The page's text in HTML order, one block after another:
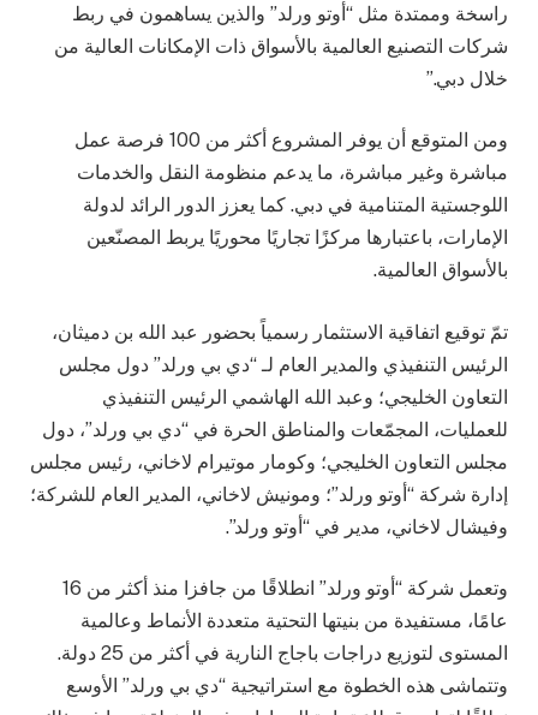
راسخة وممتدة مثل “أوتو ورلد” والذين يساهمون في ربط
شركات التصنيع العالمية بالأسواق ذات الإمكانات العالية من
خلال دبي.”
ومن المتوقع أن يوفر المشروع أكثر من 100 فرصة عمل
مباشرة وغير مباشرة، ما يدعم منظومة النقل والخدمات
اللوجستية المتنامية في دبي. كما يعزز الدور الرائد لدولة
الإمارات، باعتبارها مركزًا تجاريًا محوريًا يربط المصنّعين
بالأسواق العالمية.
تمّ توقيع اتفاقية الاستثمار رسمياً بحضور عبد الله بن دميثان،
الرئيس التنفيذي والمدير العام لـ “دي بي ورلد” دول مجلس
التعاون الخليجي؛ وعبد الله الهاشمي الرئيس التنفيذي
للعمليات، المجمّعات والمناطق الحرة في “دي بي ورلد”، دول
مجلس التعاون الخليجي؛ وكومار موتيرام لاخاني، رئيس مجلس
إدارة شركة “أوتو ورلد”؛ ومونيش لاخاني، المدير العام للشركة؛
وفيشال لاخاني، مدير في “أوتو ورلد”.
وتعمل شركة “أوتو ورلد” انطلاقًا من جافزا منذ أكثر من 16
عامًا، مستفيدة من بنيتها التحتية متعددة الأنماط وعالمية
المستوى لتوزيع دراجات باجاج النارية في أكثر من 25 دولة.
وتتماشى هذه الخطوة مع استراتيجية “دي بي ورلد” الأوسع